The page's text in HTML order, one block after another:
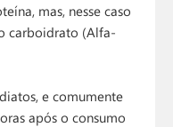
mas, nesse caso
carboidrato (Alfa-
e comumente
após o consumo